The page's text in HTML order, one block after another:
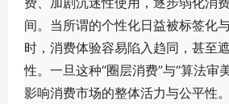
间。当所谓的个性化日益被标签化
时，消费体验容易陷入趋同，甚至
性。一旦这种“圈层消费”与“算法审
影响消费市场的整体活力与公平性